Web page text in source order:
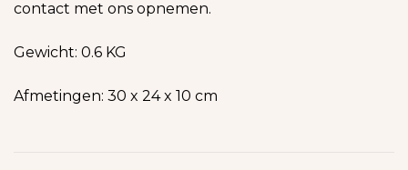
contact met ons opnemen.
Gewicht: 0.6 KG
Afmetingen: 30 x 24 x 10 cm